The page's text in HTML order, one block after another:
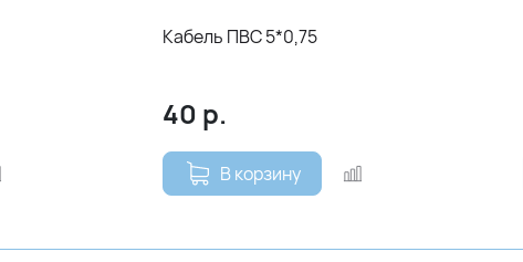
Кабель ПВС 5*0,75
40 р.
В корзину